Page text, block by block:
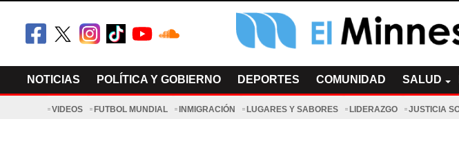
NOTICIAS POLÍTICA Y GOBIERNO DEPORTES COMUNIDAD SALUD
VIDEOS FUTBOL MUNDIAL INMIGRACIÓN LUGARES Y SABORES LIDERAZGO JUSTICIA